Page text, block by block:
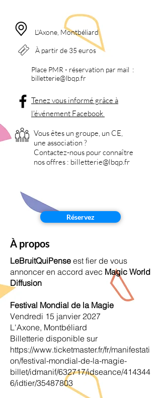
L'Axone, Montbéliard
À partir de 35 euros
Place PMR - réservation par mail :
billetterie@lbqp.fr
Tenez vous informé grâce à
l'événement Facebook
Vous êtes un groupe, un CE,
une association ?
Contactez-nous pourconnaître
nos offres : billetterie@lbqp.fr
Réservez
À propos
LeBruitQuiPense est fier de vous
annoncer en accord avec Magic World
Diffusion
Festival Mondial de la Magie
Vendredi 15 janvier 2027
L'Axone, Montbéliard
Billetterie disponible sur
https://www.ticketmaster.fr/fr/manifestati
on/festival-mondial-de-la-magie-
billet/idmanif/632717/idseance/414344
6/idtier/35487803